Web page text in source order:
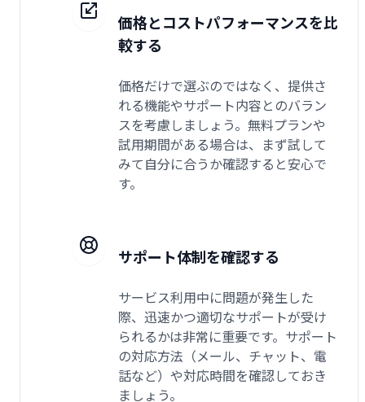
価格とコストパフォーマンスを比
較する
価格だけで選ぶのではなく、提供さ
れる機能やサポート内容とのバラン
スを考慮しましょう。無料プランや
試用期間がある場合は、まず試して
みて自分に合うか確認すると安心で
す。
サポート体制を確認する
サービス利用中に問題が発生した
際、迅速かつ適切なサポートが受け
られるかは非常に重要です。サポート
の対応方法（メール、チャット、電
話など）や対応時間を確認しておき
ましょう。